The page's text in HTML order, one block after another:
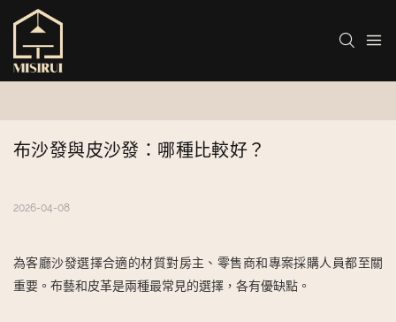
布沙發與皮沙發：哪種比較好？
2026-04-08
為客廳沙發選擇合適的材質對房主、零售商和專案採購人員都至關
重要。布藝和皮革是兩種最常見的選擇，各有優缺點。